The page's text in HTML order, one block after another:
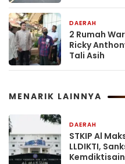
DAERAH
2 Rumah
Ricky
Tali Asih
MENARIK LAINNYA
DAERAH
STKIP Al
LLDIKTI,